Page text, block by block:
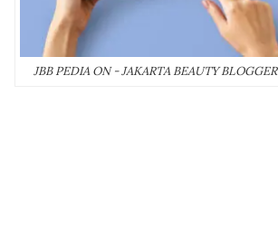
JBB PEDIA ON - JAKARTA BEAUTY BLOGGER